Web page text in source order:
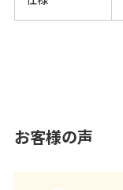
お客様の声